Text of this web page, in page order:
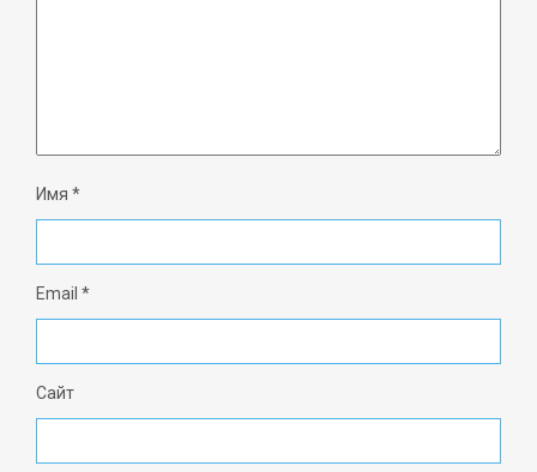
Имя *
Email *
Сайт